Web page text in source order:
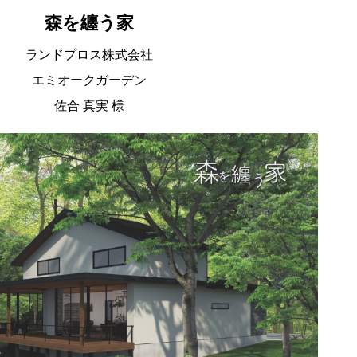
森を纏う家
ランドプロス株式会社
エミオークガーデン
佐合 真実 様